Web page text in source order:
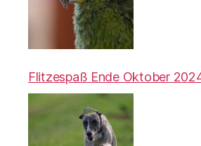
Flitzespaß Ende Oktober